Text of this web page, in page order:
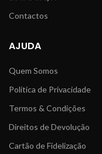
Contactos
AJUDA
Quem Somos
Política de Privacidade
Termos & Condições
Direitos de Devolução
Cartão de Fidelização